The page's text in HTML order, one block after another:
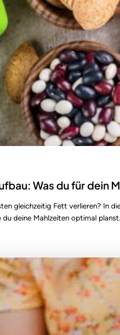
Was du für dein
gleichzeitig Fett verlieren? In
deine Mahlzeiten optimal planst.